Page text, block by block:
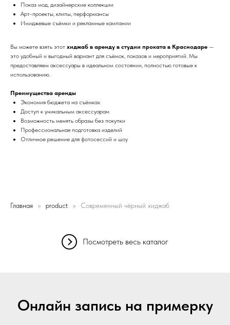
Показ мод, дизайнерские коллекции
Арт-проекты, клипы, перформансы
Имиджевые съёмки и рекламные кампании
Вы можете взять этот хиджаб в аренду в студии проката в Краснодаре —
это удобный и выгодный вариант для съёмок, показов и мероприятий. Мы
предоставляем аксессуары в идеальном состоянии, полностью готовые к
использованию.
Преимущества аренды
Экономия бюджета на съёмках
Доступ к уникальным аксессуарам
Возможность менять образы без покупки
Профессиональная подготовка изделий
Отличное решение для фотосессий и шоу
Главная product Современный чёрный хиджаб
Посмотреть весь каталог
Онлайн запись на примерку